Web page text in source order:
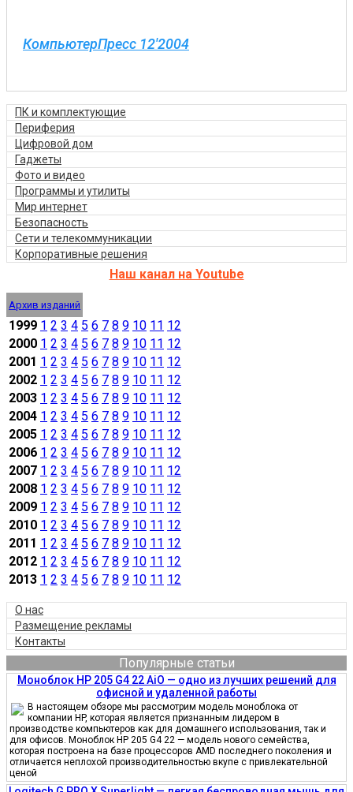
КомпьютерПресс 12'2004
ПК и комплектующие
Периферия
Цифровой дом
Гаджеты
Фото и видео
Программы и утилиты
Мир интернет
Безопасность
Сети и телекоммуникации
Корпоративные решения
Наш канал на Youtube
Архив изданий
1999 1 2 3 4 5 6 7 8 9 10 11 12
2000 1 2 3 4 5 6 7 8 9 10 11 12
2001 1 2 3 4 5 6 7 8 9 10 11 12
2002 1 2 3 4 5 6 7 8 9 10 11 12
2003 1 2 3 4 5 6 7 8 9 10 11 12
2004 1 2 3 4 5 6 7 8 9 10 11 12
2005 1 2 3 4 5 6 7 8 9 10 11 12
2006 1 2 3 4 5 6 7 8 9 10 11 12
2007 1 2 3 4 5 6 7 8 9 10 11 12
2008 1 2 3 4 5 6 7 8 9 10 11 12
2009 1 2 3 4 5 6 7 8 9 10 11 12
2010 1 2 3 4 5 6 7 8 9 10 11 12
2011 1 2 3 4 5 6 7 8 9 10 11 12
2012 1 2 3 4 5 6 7 8 9 10 11 12
2013 1 2 3 4 5 6 7 8 9 10 11 12
О нас
Размещение рекламы
Контакты
Популярные статьи
Моноблок HP 205 G4 22 AiO — одно из лучших решений для
офисной и удаленной работы
В настоящем обзоре мы рассмотрим модель моноблока от
компании HP, которая является признанным лидером в
производстве компьютеров как для домашнего использования, так и
для офисов. Моноблок HP 205 G4 22 — модель нового семейства,
которая построена на базе процессоров AMD последнего поколения и
отличается неплохой производительностью вкупе с привлекательной
ценой